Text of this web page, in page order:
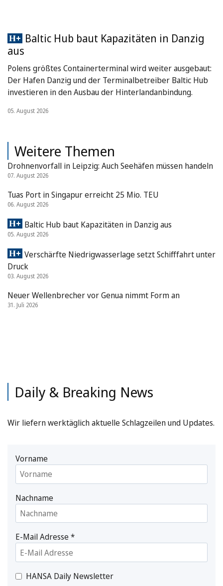
Baltic Hub baut Kapazitäten in Danzig
aus
Polens größtes Containerterminal wird weiter ausgebaut:
Der Hafen Danzig und der Terminalbetreiber Baltic Hub
investieren in den Ausbau der Hinterlandanbindung.
05. August 2026
Weitere Themen
Drohnenvorfall in Leipzig: Auch Seehäfen müssen handeln
07. August 2026
Tuas Port in Singapur erreicht 25 Mio. TEU
06. August 2026
Baltic Hub baut Kapazitäten in Danzig aus
05. August 2026
Verschärfte Niedrigwasserlage setzt Schifffahrt unter
Druck
03. August 2026
Neuer Wellenbrecher vor Genua nimmt Form an
31. Juli 2026
Daily & Breaking News
Wir liefern werktäglich aktuelle Schlagzeilen und Updates.
Vorname
Nachname
E-Mail Adresse*
HANSA Daily Newsletter